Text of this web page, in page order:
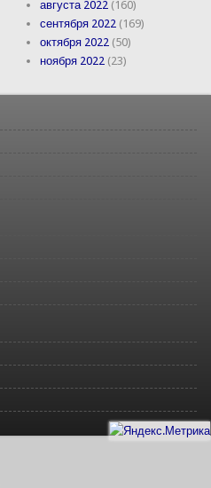
августа 2022 (160)
сентября 2022 (169)
октября 2022 (50)
ноября 2022 (23)